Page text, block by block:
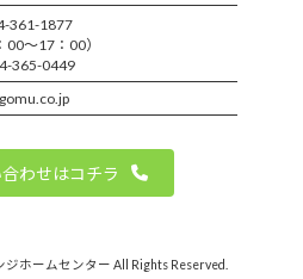
361-1877
00～17：00）
365-0449
わせはコチラ
ホームセンター All Rights Reserved.